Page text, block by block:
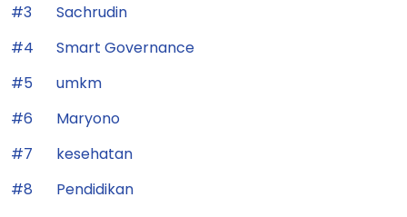
#3
Sachrudin
#4
Smart Governance
#5
umkm
#6
Maryono
#7
kesehatan
#8
Pendidikan